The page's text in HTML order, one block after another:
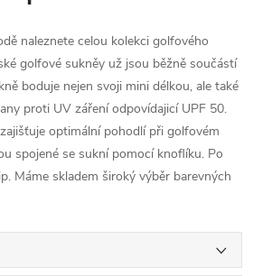
naleznete celou kolekci golfového
golfové sukněy už jsou běžně součástí
boduje nejen svoji mini délkou, ale také
proti UV záření odpovídajicí UPF 50.
optimální pohodlí při golfovém
spojené se sukní pomocí knoflíku. Po
Máme skladem široký výběr barevných